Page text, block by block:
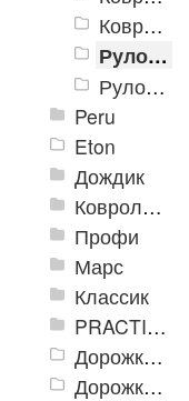
Коврики «Маркус» 1200x1500 мм
Рулон «Маркус» 900 х 15000 мм
Рулон «Маркус» 1200 х 15000 мм
Peru
Eton
Дождик
Ковролиновые дорожки «Rekord»
Профи
Марс
Классик
PRACTICAL
Дорожка влаговпитывающая Лидер XL
Дорожки «Фаворит»